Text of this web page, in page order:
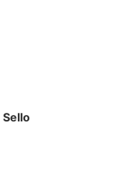
Sello